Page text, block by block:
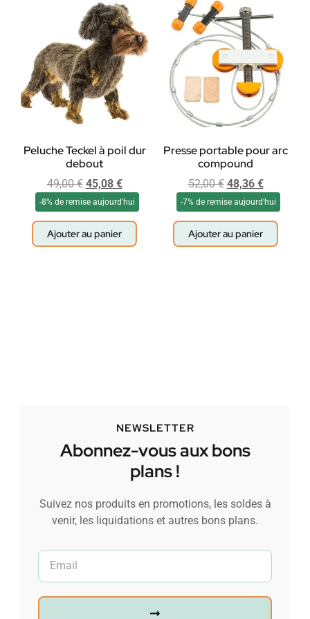
Peluche Teckel à poil dur
debout
49,00€ 45,08 €
-8% de remise aujourd'hui
Ajouter au panier
Presse portable pour arc
compound
52,00€ 48,36 €
-7% de remise aujourd'hui
Ajouter au panier
NEWSLETTER
Abonnez-vous aux bons
plans !
Suivez nos produits en promotions, les soldes à
venir, les liquidations et autres bons plans.